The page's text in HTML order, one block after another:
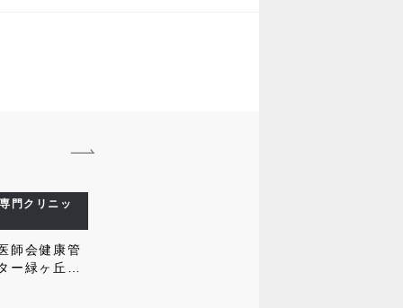
門クリニッ
師会健康管
ー緑ヶ丘支